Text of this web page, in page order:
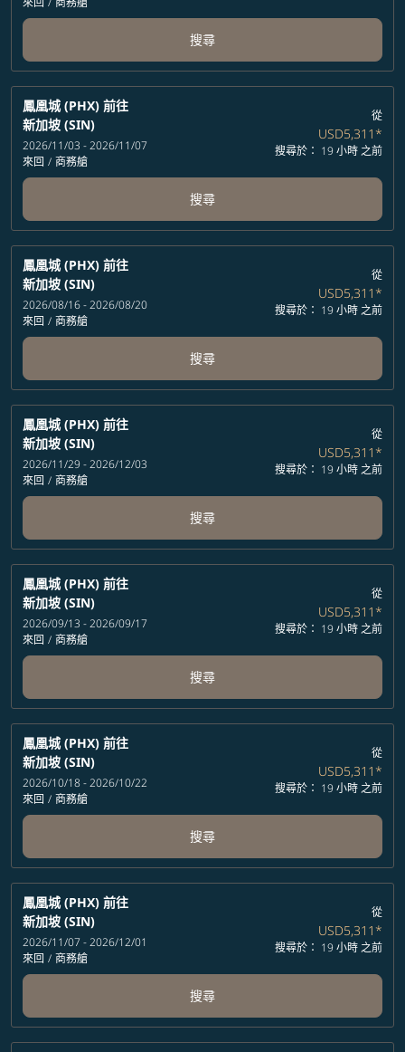
搜尋
鳳凰城 (PHX) 前往
新加坡 (SIN)
2026/11/03 - 2026/11/07
來回 / 商務艙
從
USD5,311*
搜尋於： 19 小時 之前
搜尋
鳳凰城 (PHX) 前往
新加坡 (SIN)
2026/08/16 - 2026/08/20
來回 / 商務艙
從
USD5,311*
搜尋於： 19 小時 之前
搜尋
鳳凰城 (PHX) 前往
新加坡 (SIN)
2026/11/29 - 2026/12/03
來回 / 商務艙
從
USD5,311*
搜尋於： 19 小時 之前
搜尋
鳳凰城 (PHX) 前往
新加坡 (SIN)
2026/09/13 - 2026/09/17
來回 / 商務艙
從
USD5,311*
搜尋於： 19 小時 之前
搜尋
鳳凰城 (PHX) 前往
新加坡 (SIN)
2026/10/18 - 2026/10/22
來回 / 商務艙
從
USD5,311*
搜尋於： 19 小時 之前
搜尋
鳳凰城 (PHX) 前往
新加坡 (SIN)
2026/11/07 - 2026/12/01
來回 / 商務艙
從
USD5,311*
搜尋於： 19 小時 之前
搜尋